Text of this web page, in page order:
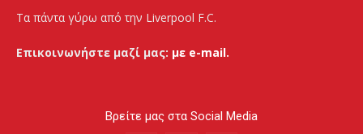
Τα πάντα γύρω από την Liverpool F.C.
Επικοινωνήστε μαζί μας: με e-mail.
Βρείτε μας στα Social Media